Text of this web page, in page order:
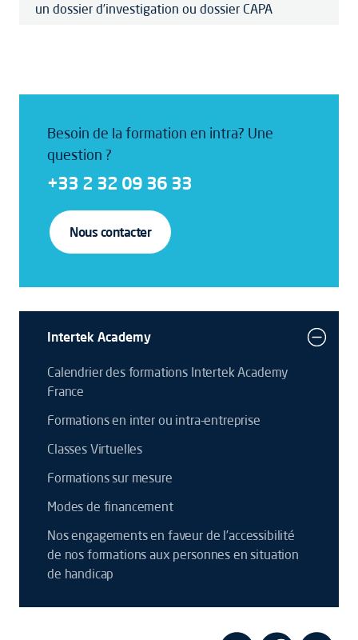
un dossier d’investigation ou dossier CAPA
Besoin de la formation en intra? Une
question ?
+33 2 32 09 36 33
Nous contacter
Intertek Academy
Calendrier des formations Intertek Academy
France
Formations en inter ou intra-entreprise
Classes Virtuelles
Formations sur mesure
Modes de financement
Nos engagements en faveur de l’accessibilité
de nos formations aux personnes en situation
de handicap